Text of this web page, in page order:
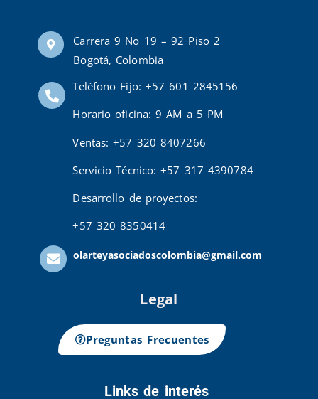
Carrera 9 No 19 – 92 Piso 2
Bogotá, Colombia
Teléfono Fijo: +57 601 2845156
Horario oficina: 9 AM a 5 PM
Ventas: +57 320 8407266
Servicio Técnico: +57 317 4390784
Desarrollo de proyectos:
+57 320 8350414
olarteyasociadoscolombia@gmail.com
Legal
Preguntas Frecuentes
Links de interés